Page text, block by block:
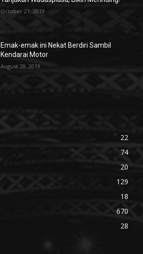
October 21, 2019
Emak-emak ini Nekat Berdiri Sambil
Kendarai Motor
August 28, 2019
22
74
20
129
18
670
28